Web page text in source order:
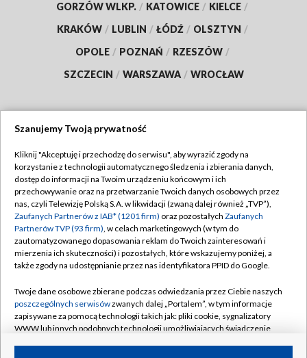
GORZÓW WLKP. / KATOWICE / KIELCE /
KRAKÓW / LUBLIN / ŁÓDŹ / OLSZTYN /
OPOLE / POZNAŃ / RZESZÓW /
SZCZECIN / WARSZAWA / WROCŁAW
TVP
Abonament TVP
Emisja w TVP
Centrum informacji TVP
Naziemna Telewizja Cyfrowa
Rada Programowa
System NOS
Informacje o nadawcy
Regulamin TVP
Polityka prywatności
Moje zgody
Pomoc
Kontakt
Kanały
Szanujemy Twoją prywatność
Kliknij "Akceptuję i przechodzę do serwisu", aby wyrazić zgody na
korzystanie z technologii automatycznego śledzenia i zbierania danych,
dostęp do informacji na Twoim urządzeniu końcowym i ich
przechowywanie oraz na przetwarzanie Twoich danych osobowych przez
nas, czyli Telewizję Polską S.A. w likwidacji (zwaną dalej również „TVP”),
Zaufanych Partnerów z IAB* (1201 firm) oraz pozostałych Zaufanych
Partnerów TVP (93 firm), w celach marketingowych (w tym do
zautomatyzowanego dopasowania reklam do Twoich zainteresowań i
mierzenia ich skuteczności) i pozostałych, które wskazujemy poniżej, a
także zgody na udostępnianie przez nas identyfikatora PPID do Google.
Twoje dane osobowe zbierane podczas odwiedzania przez Ciebie naszych
poszczególnych serwisówzwanych dalej „Portalem”, w tym informacje
zapisywane za pomocą technologii takich jak: pliki cookie, sygnalizatory
WWW lub innych podobnych technologii umożliwiających świadczenie